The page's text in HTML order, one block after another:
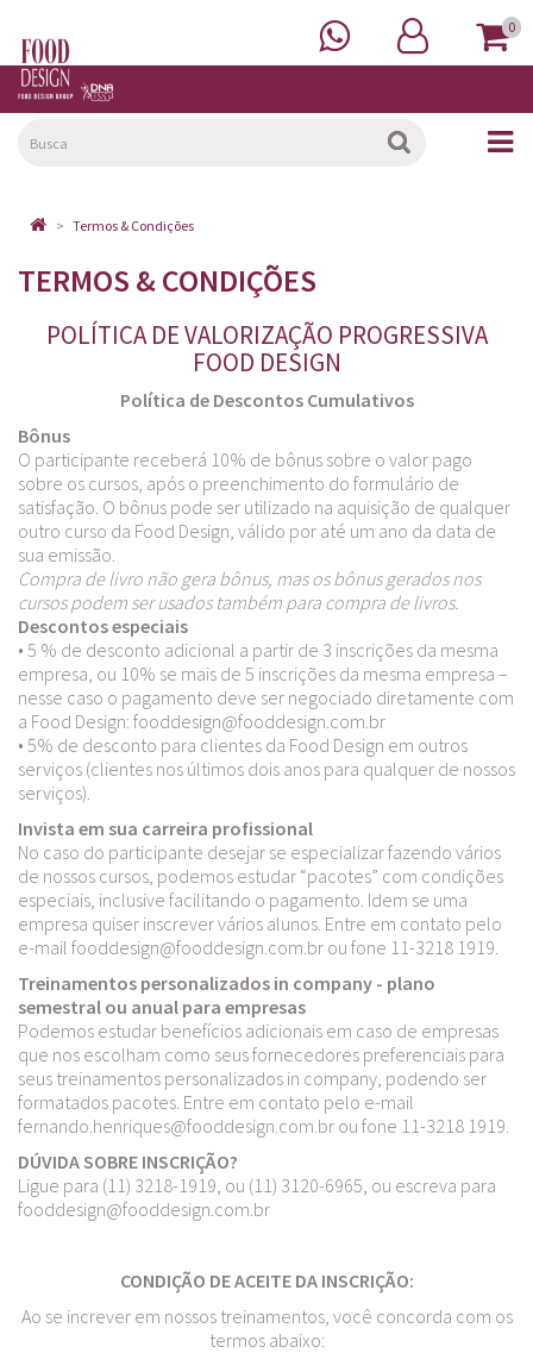
0
Termos & Condições
TERMOS & CONDIÇÕES
POLÍTICA DE VALORIZAÇÃO PROGRESSIVA
FOOD DESIGN
Política de Descontos Cumulativos
Bônus
O participante receberá 10% de bônus sobre o valor pago
sobre os cursos, após o preenchimento do formulário de
satisfação. O bônus pode ser utilizado na aquisição de qualquer
outro curso da Food Design, válido por até um ano da data de
sua emissão.
Compra de livro não gera bônus, mas os bônus gerados nos
cursos podem ser usados também para compra de livros.
Descontos especiais
• 5 % de desconto adicional a partir de 3 inscrições da mesma
empresa, ou 10% se mais de 5 inscrições da mesma empresa –
nesse caso o pagamento deve ser negociado diretamente com
a Food Design: fooddesign@fooddesign.com.br
• 5% de desconto para clientes da Food Design em outros
serviços (clientes nos últimos dois anos para qualquer de nossos
serviços).
Invista em sua carreira profissional
No caso do participante desejar se especializar fazendo vários
de nossos cursos, podemos estudar “pacotes” com condições
especiais, inclusive facilitando o pagamento. Idem se uma
empresa quiser inscrever vários alunos. Entre em contato pelo
e-mail fooddesign@fooddesign.com.br ou fone 11-3218 1919.
Treinamentos personalizados in company - plano
semestral ou anual para empresas
Podemos estudar benefícios adicionais em caso de empresas
que nos escolham como seus fornecedores preferenciais para
seus treinamentos personalizados in company, podendo ser
formatados pacotes. Entre em contato pelo e-mail
fernando.henriques@fooddesign.com.br ou fone 11-3218 1919.
DÚVIDA SOBRE INSCRIÇÃO?
Ligue para (11) 3218-1919, ou (11) 3120-6965, ou escreva para
fooddesign@fooddesign.com.br
CONDIÇÃO DE ACEITE DA INSCRIÇÃO:
Ao se increver em nossos treinamentos, você concorda com os
termos abaixo: